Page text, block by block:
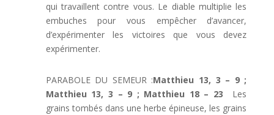
qui travaillent contre vous. Le diable multiplie les
embuches pour vous empêcher d’avancer,
d’expérimenter les victoires que vous devez
expérimenter.
PARABOLE DU SEMEUR :Matthieu 13, 3 – 9 ;
Matthieu 13, 3 – 9 ; Matthieu 18 – 23
Les
grains tombés dans une herbe épineuse, les grains